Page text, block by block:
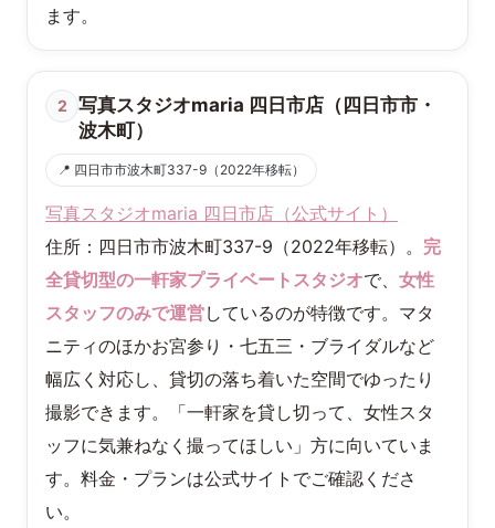
ます。
2
写真スタジオmaria 四日市店（四日市市・
波木町）
📍 四日市市波木町337-9（2022年移転）
写真スタジオmaria 四日市店（公式サイト）
住所：四日市市波木町337-9（2022年移転）。 完
全貸切型の一軒家プライベートスタジオで、 女性
スタッフのみで運営しているのが特徴です。マタ
ニティのほかお宮参り・七五三・ブライダルなど
幅広く対応し、貸切の落ち着いた空間でゆったり
撮影できます。「一軒家を貸し切って、女性スタ
ッフに気兼ねなく撮ってほしい」方に向いていま
す。料金・プランは公式サイトでご確認くださ
い。